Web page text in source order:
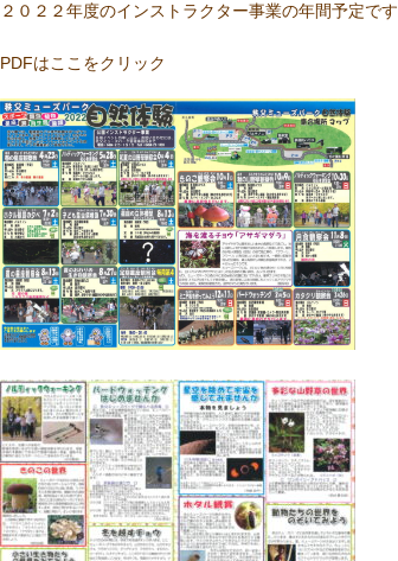
２０２２年度のインストラクター事業の年間予定です
PDFはここをクリック